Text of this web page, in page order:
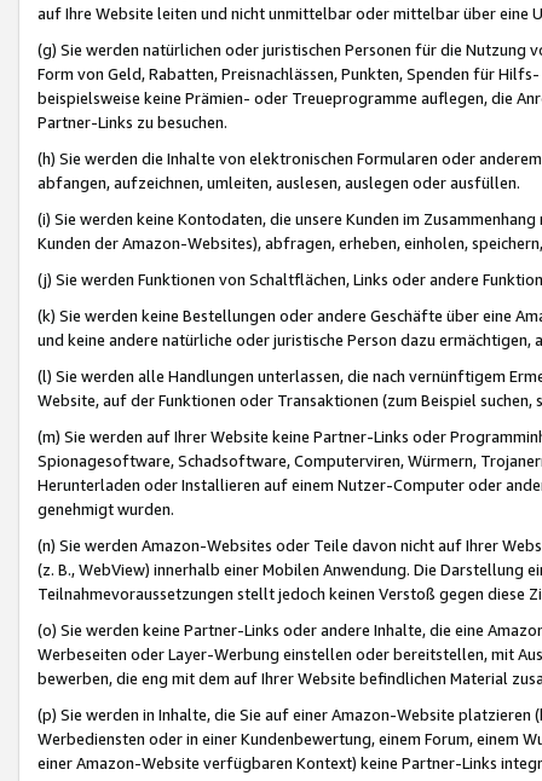
auf Ihre Website leiten und nicht unmittelbar oder mittelbar über eine
(g) Sie werden natürlichen oder juristischen Personen für die Nutzung
Form von Geld, Rabatten, Preisnachlässen, Punkten, Spenden für
beispielsweise keine Prämien- oder Treueprogramme auflegen, die
Partner-Links zu besuchen.
(h) Sie werden die Inhalte von elektronischen Formularen oder
abfangen, aufzeichnen, umleiten, auslesen, auslegen oder ausfüllen.
(i) Sie werden keine Kontodaten, die unsere Kunden im
Kunden der Amazon-Websites), abfragen, erheben, einholen,
(j) Sie werden Funktionen von Schaltflächen, Links oder andere
(k) Sie werden keine Bestellungen oder andere Geschäfte über eine
und keine andere natürliche oder juristische Person dazu
(l) Sie werden alle Handlungen unterlassen, die nach vernünftigem
Website, auf der Funktionen oder Transaktionen (zum Beispiel
(m) Sie werden auf Ihrer Website keine Partner-Links oder
Spionagesoftware, Schadsoftware, Computerviren, Würmern,
Herunterladen oder Installieren auf einem Nutzer-Computer oder
genehmigt wurden.
(n) Sie werden Amazon-Websites oder Teile davon nicht auf Ihrer
(z. B., WebView) innerhalb einer Mobilen Anwendung. Die Darstellung
Teilnahmevoraussetzungen stellt jedoch keinen Verstoß gegen diese
(o) Sie werden keine Partner-Links oder andere Inhalte, die eine
Werbeseiten oder Layer-Werbung einstellen oder bereitstellen, mit
bewerben, die eng mit dem auf Ihrer Website befindlichen Material
(p) Sie werden in Inhalte, die Sie auf einer Amazon-Website
Werbediensten oder in einer Kundenbewertung, einem Forum, einem
einer Amazon-Website verfügbaren Kontext) keine Partner-Links